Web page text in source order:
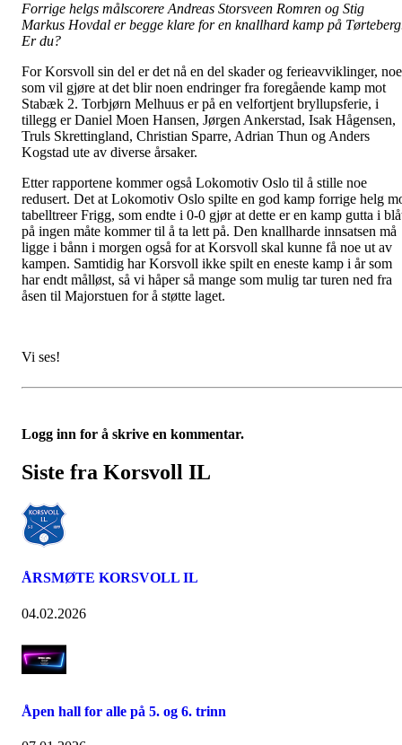
Forrige helgs målscorere Andreas Storsveen Romren og Stig
Markus Hovdal er begge klare for en knallhard kamp på
Er du?
For Korsvoll sin del er det nå en del skader og ferieavviklinger, noe
som vil gjøre at det blir noen endringer fra foregående kamp mot
Stabæk 2. Torbjørn Melhuus er på en velfortjent bryllupsferie, i
tillegg er Daniel Moen Hansen, Jørgen Ankerstad, Isak Hågensen,
Truls Skrettingland, Christian Sparre, Adrian Thun og Anders
Kogstad ute av diverse årsaker.
Etter rapportene kommer også Lokomotiv Oslo til å stille noe
redusert. Det at Lokomotiv Oslo spilte en god kamp forrige helg
tabelltreer Frigg, som endte i 0-0 gjør at dette er en kamp gutta i
på ingen måte kommer til å ta lett på. Den knallharde innsatsen må
ligge i bånn i morgen også for at Korsvoll skal kunne få noe ut av
kampen. Samtidig har Korsvoll ikke spilt en eneste kamp i år som
har endt målløst, så vi håper så mange som mulig tar turen ned fra
åsen til Majorstuen for å støtte laget.
Vi ses!
Logg inn for å skrive en kommentar.
Siste fra Korsvoll IL
ÅRSMØTE KORSVOLL IL
04.02.2026
Åpen hall for alle på 5. og 6. trinn